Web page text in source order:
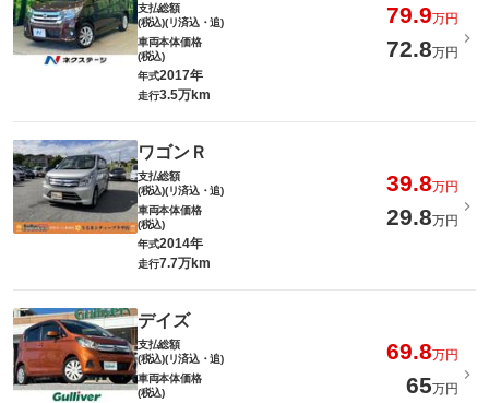
支払総額
(税込)(リ済込・追)
79.9万円
車両本体価格
(税込)
72.8万円
年式2017年
走行3.5万km
ワゴンＲ
支払総額
(税込)(リ済込・追)
39.8万円
車両本体価格
(税込)
29.8万円
年式2014年
走行7.7万km
デイズ
支払総額
(税込)(リ済込・追)
69.8万円
車両本体価格
(税込)
65万円